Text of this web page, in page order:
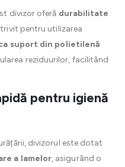
divizor oferă durabilitate
pentru utilizarea
suport din polietilenă
reziduurilor, facilitând
pentru igienă
divizorul este dotat
a lamelor, asigurând o